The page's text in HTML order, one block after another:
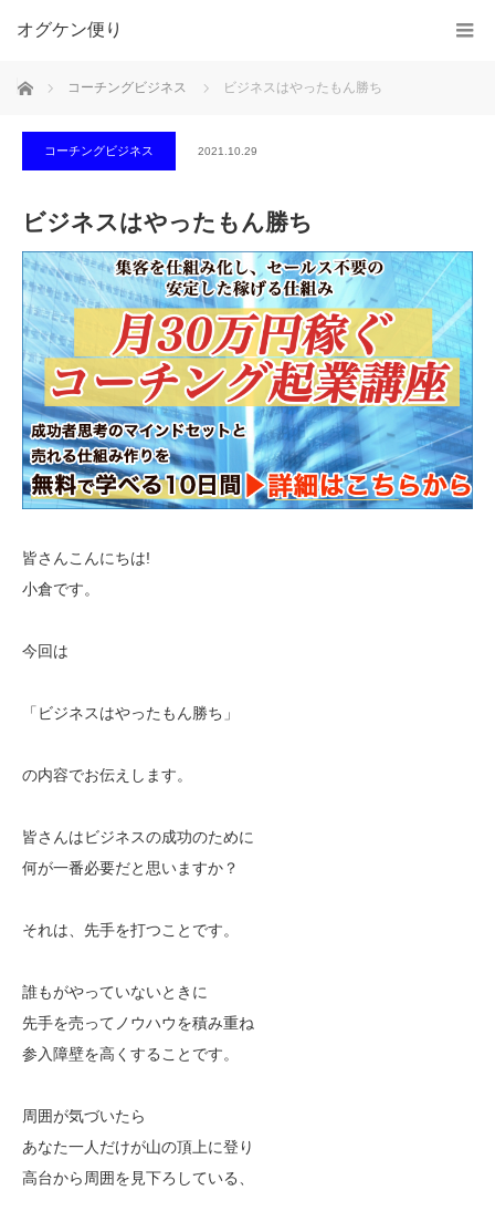
オグケン便り
ホーム コーチングビジネス ビジネスはやったもん勝ち
コーチングビジネス 2021.10.29
ビジネスはやったもん勝ち
皆さんこんにちは!
小倉です。
今回は
「ビジネスはやったもん勝ち」
の内容でお伝えします。
皆さんはビジネスの成功のために
何が一番必要だと思いますか？
それは、先手を打つことです。
誰もがやっていないときに
先手を売ってノウハウを積み重ね
参入障壁を高くすることです。
周囲が気づいたら
あなた一人だけが山の頂上に登り
高台から周囲を見下ろしている、